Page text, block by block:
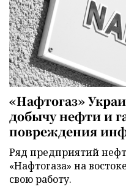
«Нафтогаз»
добычу нефти и
повреждения
Ряд предприятий
«Нафтогаза» на
свою работу.